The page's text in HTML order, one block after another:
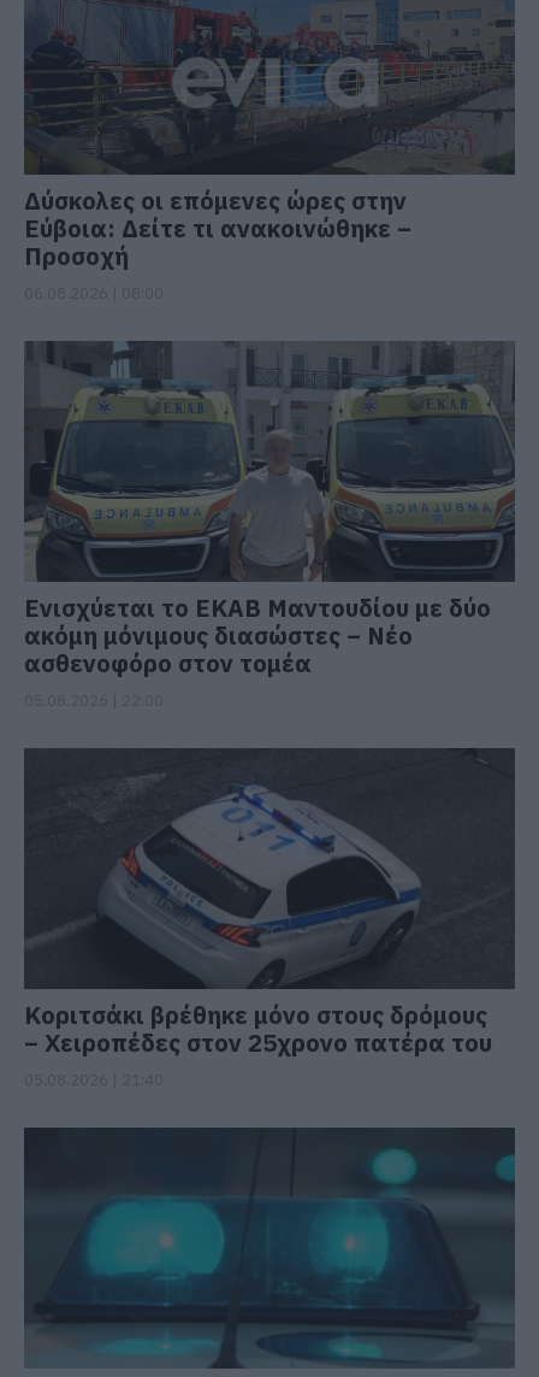
Δύσκολες οι επόμενες ώρες στην
Εύβοια: Δείτε τι ανακοινώθηκε –
Προσοχή
Ενισχύεται το ΕΚΑΒ Μαντουδίου με δύο
ακόμη μόνιμους διασώστες – Νέο
ασθενοφόρο στον τομέα
Κοριτσάκι βρέθηκε μόνο στους δρόμους
– Χειροπέδες στον 25χρονο πατέρα του